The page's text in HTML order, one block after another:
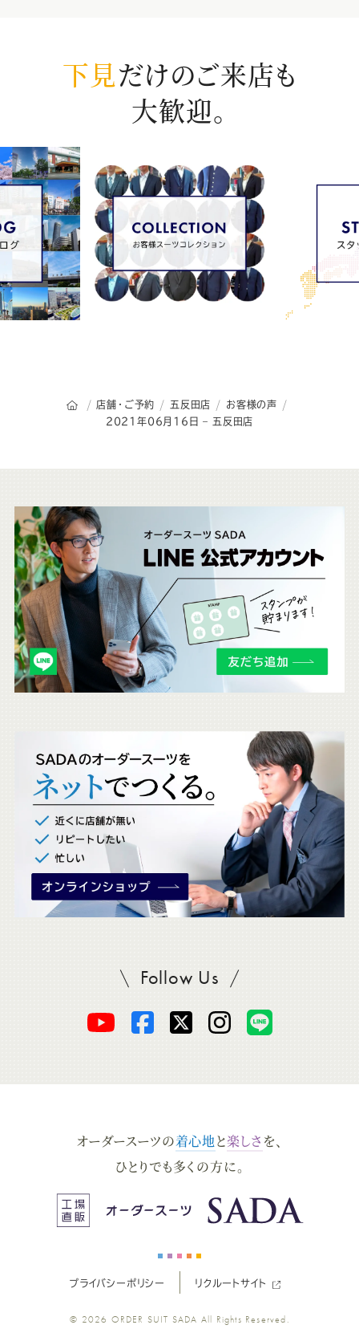
下見だけのご来店も
大歓迎。
オーダースーツSADAのトップページ
店舗・ご予約 五反田店
お客様の声
2021年06月16日 – 五反田店
こ
ち
ら
も
チ
ェ
Follow UsSADAをフォロー
オ
ー
ス
ツ
オ
ー
ス
ー
オ
ー
ス
ー
ツ
オ
ー
ス
ツ
ス
ツ
オーダースーツの着心地と楽しさ を、
ひとりでも多くの方に。
プライバシーポリシー リクルートサイト
© 2026 ORDER SUIT SADA All Rights Reserved.